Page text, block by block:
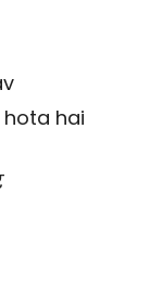
hai